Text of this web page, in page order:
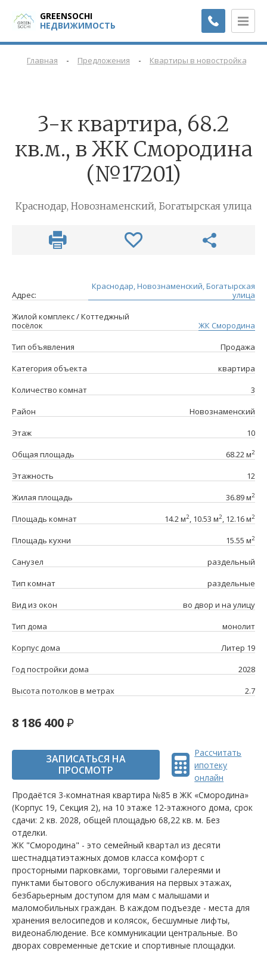
GREENSOCHI
НЕДВИЖИМОСТЬ
Главная - Предложения - Квартиры в новостройках
3-к квартира, 68.2
кв.м., в ЖК Смородина
(№17201)
Краснодар, Новознаменский, Богатырская улица
Адрес:
Краснодар, Новознаменский, Богатырская
улица
Жилой комплекс / Коттеджный
посёлок
ЖК Смородина
Тип объявления
Продажа
Категория объекта
квартира
Количество комнат
3
Район
Новознаменский
Этаж
10
Общая площадь
68.22 м2
Этажность
12
Жилая площадь
36.89 м2
Площадь комнат 14.2 м2, 10.53 м2, 12.16 м2
Площадь кухни 15.55 м2
Санузел
раздельный
Тип комнат
раздельные
Вид из окон
во двор и на улицу
Тип дома
монолит
Корпус дома
Литер 19
Год постройки дома
2028
Высота потолков в метрах
2.7
8 186 400
ЗАПИСАТЬСЯ НА
ПРОСМОТР
Рассчитать
ипотеку
онлайн
Продаётся 3-комнатная квартира №85 в ЖК «Смородина»
(Корпус 19, Секция 2), на 10 этаже 12-этажного дома, срок
сдачи: 2 кв. 2028, общей площадью 68,22 кв. м. Без
отделки.
ЖК "Смородина" - это семейный квартал из десяти
шестнадцатиэтажных домов класса комфорт с
просторными парковками, торговыми галереями и
пунктами бытового обслуживания на первых этажах,
безбарьерным доступом для мам с малышами и
маломобильных граждан. В каждом подъезде - места для
хранения велосипедов и колясок, бесшумные лифты,
видеонаблюдение. Все коммуникации центральные. Во
дворах современные детские и спортивные площадки.